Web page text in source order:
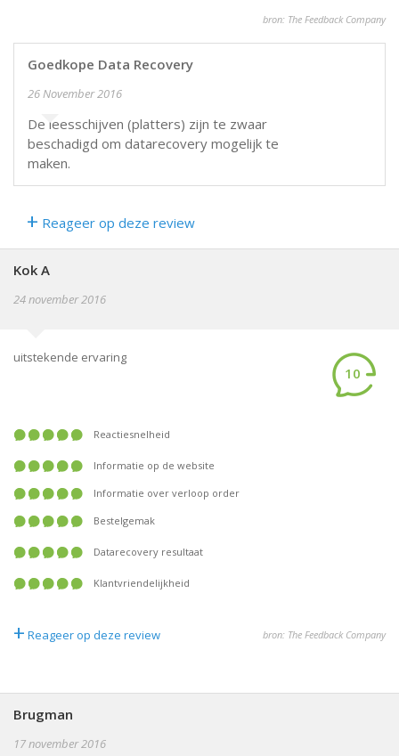
bron: The Feedback Company
Goedkope Data Recovery
26 November 2016
De leesschijven (platters) zijn te zwaar
beschadigd om datarecovery mogelijk te
maken.
+ Reageer op deze review
Kok A
24 november 2016
uitstekende ervaring
10
Reactiesnelheid
Informatie op de website
Informatie over verloop order
Bestelgemak
Datarecovery resultaat
Klantvriendelijkheid
+ Reageer op deze review bron: The Feedback Company
Brugman
17 november 2016